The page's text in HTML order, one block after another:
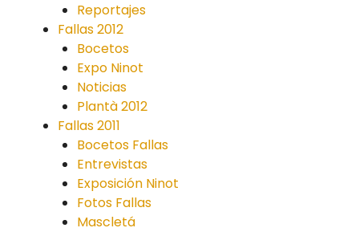
Reportajes
Fallas 2012
Bocetos
Expo Ninot
Noticias
Plantà 2012
Fallas 2011
Bocetos Fallas
Entrevistas
Exposición Ninot
Fotos Fallas
Mascletá